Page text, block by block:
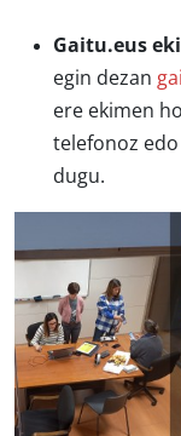
Gaitu.eus
egin dezan
ere ekimen
telefonoz
dugu.